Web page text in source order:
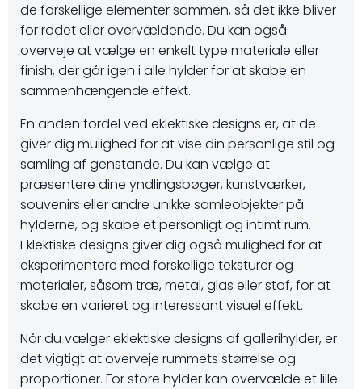
de forskellige elementer sammen, så det ikke bliver
for rodet eller overvældende. Du kan også
overveje at vælge en enkelt type materiale eller
finish, der går igen i alle hylder for at skabe en
sammenhængende effekt.
En anden fordel ved eklektiske designs er, at de
giver dig mulighed for at vise din personlige stil og
samling af genstande. Du kan vælge at
præsentere dine yndlingsbøger, kunstværker,
souvenirs eller andre unikke samleobjekter på
hylderne, og skabe et personligt og intimt rum.
Eklektiske designs giver dig også mulighed for at
eksperimentere med forskellige teksturer og
materialer, såsom træ, metal, glas eller stof, for at
skabe en varieret og interessant visuel effekt.
Når du vælger eklektiske designs af gallerihylder, er
det vigtigt at overveje rummets størrelse og
proportioner. For store hylder kan overvælde et lille